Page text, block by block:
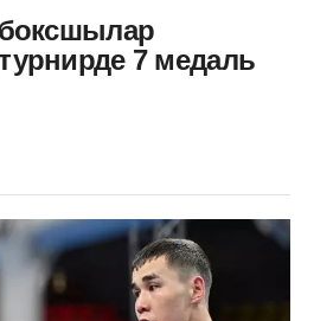
7 медаль